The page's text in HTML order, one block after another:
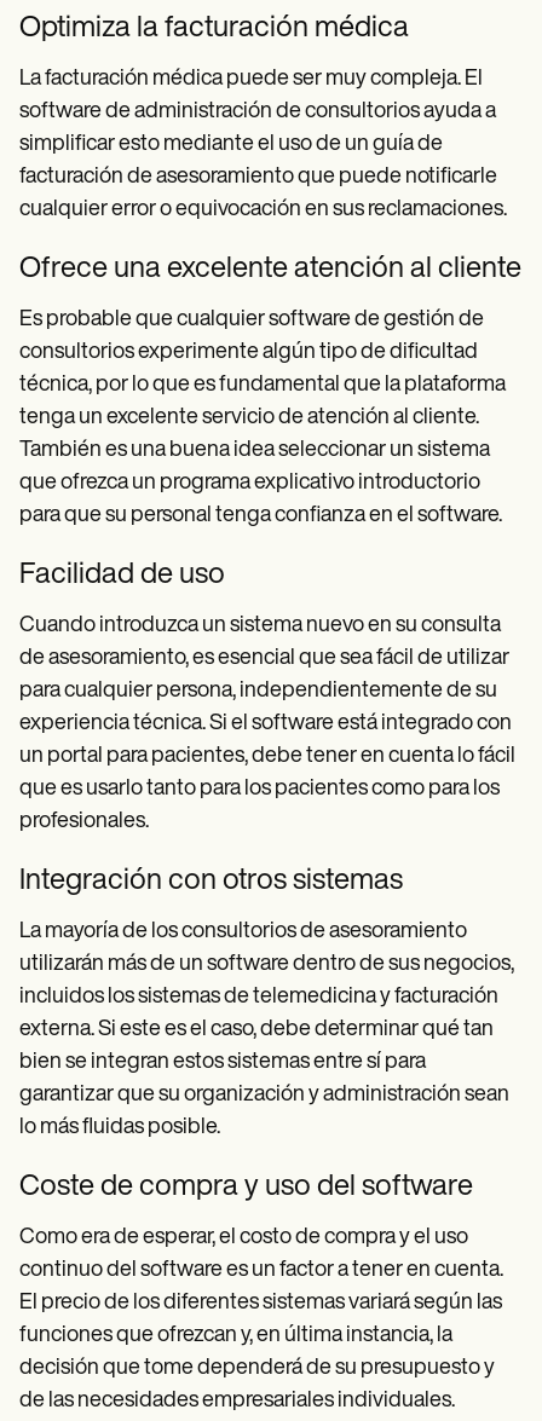
Optimiza la facturación médica
La facturación médica puede ser muy compleja. El
software de administración de consultorios ayuda a
simplificar esto mediante el uso de un guía de
facturación de asesoramiento que puede notificarle
cualquier error o equivocación en sus reclamaciones.
Ofrece una excelente atención al cliente
Es probable que cualquier software de gestión de
consultorios experimente algún tipo de dificultad
técnica, por lo que es fundamental que la plataforma
tenga un excelente servicio de atención al cliente.
También es una buena idea seleccionar un sistema
que ofrezca un programa explicativo introductorio
para que su personal tenga confianza en el software.
Facilidad de uso
Cuando introduzca un sistema nuevo en su consulta
de asesoramiento, es esencial que sea fácil de utilizar
para cualquier persona, independientemente de su
experiencia técnica. Si el software está integrado con
un portal para pacientes, debe tener en cuenta lo fácil
que es usarlo tanto para los pacientes como para los
profesionales.
Integración con otros sistemas
La mayoría de los consultorios de asesoramiento
utilizarán más de un software dentro de sus negocios,
incluidos los sistemas de telemedicina y facturación
externa. Si este es el caso, debe determinar qué tan
bien se integran estos sistemas entre sí para
garantizar que su organización y administración sean
lo más fluidas posible.
Coste de compra y uso del software
Como era de esperar, el costo de compra y el uso
continuo del software es un factor a tener en cuenta.
El precio de los diferentes sistemas variará según las
funciones que ofrezcan y, en última instancia, la
decisión que tome dependerá de su presupuesto y
de las necesidades empresariales individuales.